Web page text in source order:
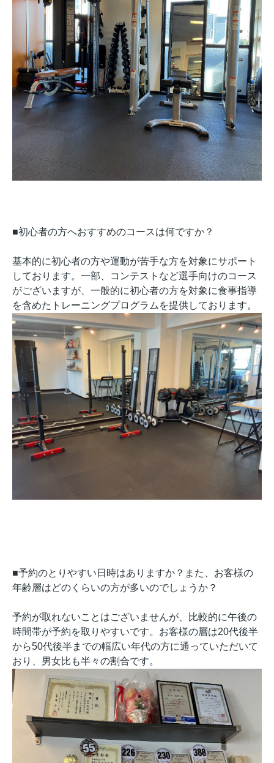
■初心者の方へおすすめのコースは何ですか？
基本的に初心者の方や運動が苦手な方を対象にサポート
しております。一部、コンテストなど選手向けのコース
がございますが、一般的に初心者の方を対象に食事指導
を含めたトレーニングプログラムを提供しております。
■予約のとりやすい日時はありますか？また、お客様の
年齢層はどのくらいの方が多いのでしょうか？
予約が取れないことはございませんが、比較的に午後の
時間帯が予約を取りやすいです。お客様の層は20代後半
から50代後半までの幅広い年代の方に通っていただいて
おり、男女比も半々の割合です。